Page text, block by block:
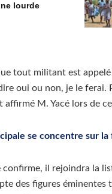
lourde
tout militant est
oui ou non, je le ferai.
M. Yacé lors de
se concentre sur
confirme, il rejoindra la
des figures